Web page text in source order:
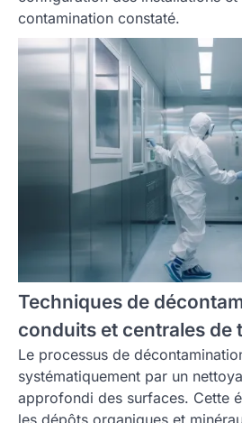
contamination constaté.
Techniques de
conduits et centrales de
Le processus de
systématiquement par un
approfondi des surfaces. Cette